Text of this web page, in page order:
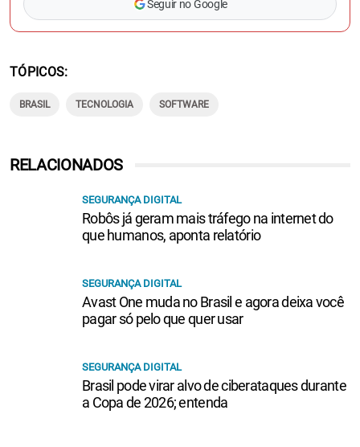
Seguir no Google
TÓPICOS
BRASIL TECNOLOGIA SOFTWARE
RELACIONADOS
SEGURANÇA DIGITAL
Robôs já geram mais tráfego na internet do
que humanos, aponta relatório
SEGURANÇA DIGITAL
Avast One muda no Brasil e agora deixa você
pagar só pelo que quer usar
SEGURANÇA DIGITAL
Brasil pode virar alvo de ciberataques durante
a Copa de 2026; entenda